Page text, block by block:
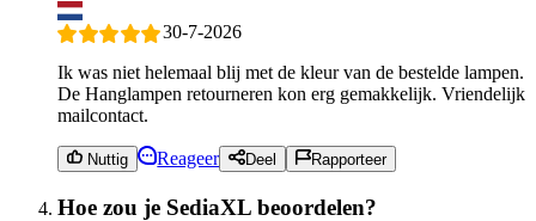
30-7-2026
Ik was niet helemaal blij met de kleur van de bestelde lampen.
De Hanglampen retourneren kon erg gemakkelijk. Vriendelijk
mailcontact.
Nuttig Reageer Deel Rapporteer
Hoe zou je SediaXL beoordelen?